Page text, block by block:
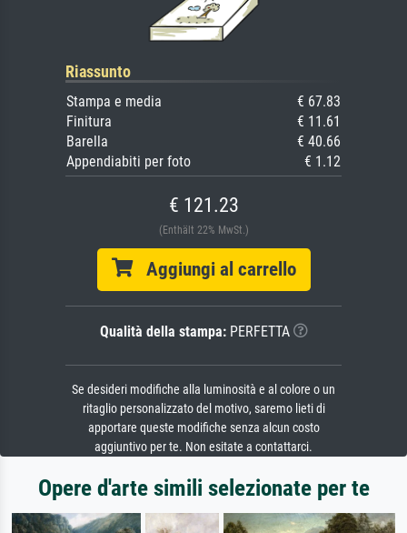
Riassunto
Stampa e media
€ 67.83
Finitura
€ 11.61
Barella
€ 40.66
Appendiabiti per foto
€ 1.12
€ 121.23
(Enthält 22% MwSt.)
Aggiungi al carrello
Qualità della stampa:PERFETTA
Se desideri modifiche alla luminosità e al colore o un
ritaglio personalizzato del motivo, saremo lieti di
apportare queste modifiche senza alcun costo
aggiuntivo per te. Non esitate a contattarci.
Opere d'arte simili selezionate per te